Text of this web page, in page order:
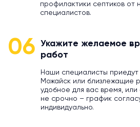
профилактики септиков от
специалистов.
06
Укажите желаемое
работ
Наши специалисты приедут
Можайск или близлежащие
удобное для вас время, или
не срочно – график
индивидуально.